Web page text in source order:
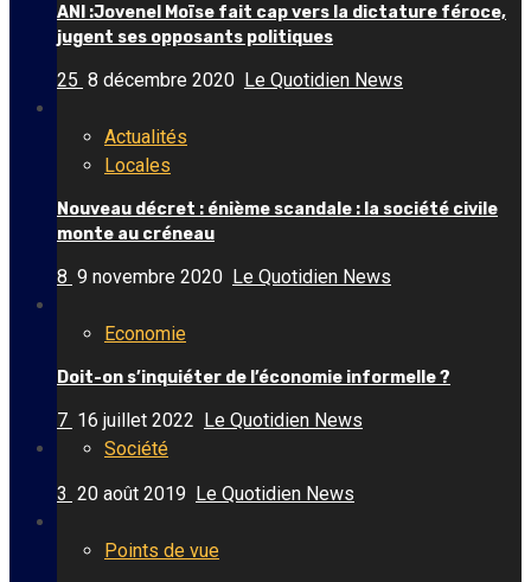
ANI :Jovenel Moïse fait cap vers la dictature féroce,
jugent ses opposants politiques
25 8 décembre 2020 Le Quotidien News
Actualités
Locales
Nouveau décret : énième scandale : la société civile
monte au créneau
8 9 novembre 2020 Le Quotidien News
Economie
Doit-on s’inquiéter de l’économie informelle ?
7 16 juillet 2022 Le Quotidien News
Société
3 20 août 2019 Le Quotidien News
Points de vue